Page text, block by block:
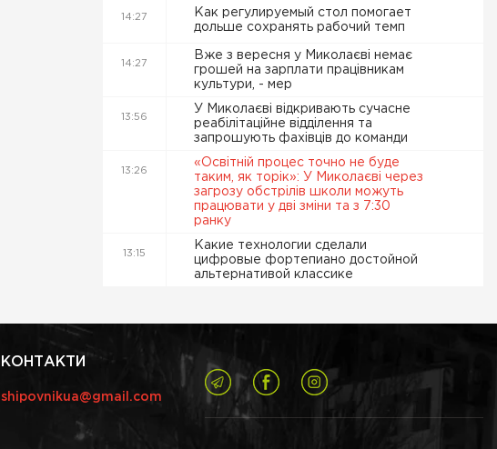
14:27
Как регулируемый стол помогает
дольше сохранять рабочий темп
14:27
Вже з вересня у Миколаєві немає
грошей на зарплати працівникам
культури, - мер
13:56
У Миколаєві відкривають сучасне
реабілітаційне відділення та
запрошують фахівців до команди
13:26
«Освітній процес точно не буде
таким, як торік»: У Миколаєві через
загрозу обстрілів школи можуть
працювати у дві зміни та з 7:30
ранку
13:15
Какие технологии сделали
цифровые фортепиано достойной
альтернативой классике
КОНТАКТИ
shipovnikua@gmail.com